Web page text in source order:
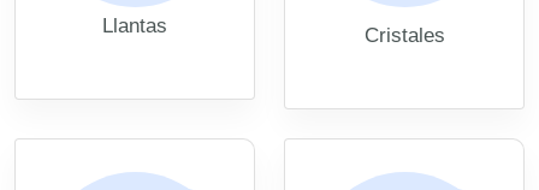
Llantas Cristales